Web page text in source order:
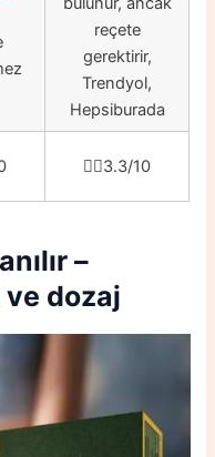
reçete
gerektirir,
Trendyol,
Hepsiburada
👎🏼3.3/10
–
ve dozaj